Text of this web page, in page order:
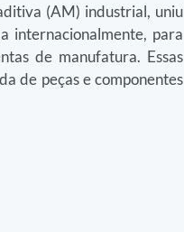
(AM) industrial, uniu
internacionalmente, para
de manufatura. Essas
de peças e componentes